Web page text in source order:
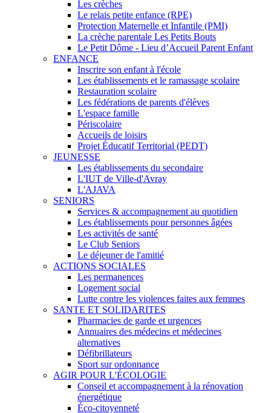
Les crèches
Le relais petite enfance (RPE)
Protection Maternelle et Infantile (PMI)
La crèche parentale Les Petits Bouts
Le Petit Dôme - Lieu d’Accueil Parent Enfant
ENFANCE
Inscrire son enfant à l'école
Les établissements et le ramassage scolaire
Restauration scolaire
Les fédérations de parents d'élèves
L'espace famille
Périscolaire
Accueils de loisirs
Projet Éducatif Territorial (PEDT)
JEUNESSE
Les établissements du secondaire
L'IUT de Ville-d'Avray
L'AJAVA
SENIORS
Services & accompagnement au quotidien
Les établissements pour personnes âgées
Les activités de santé
Le Club Seniors
Le déjeuner de l'amitié
ACTIONS SOCIALES
Les permanences
Logement social
Lutte contre les violences faites aux femmes
SANTE ET SOLIDARITES
Pharmacies de garde et urgences
Annuaires des médecins et médecines
alternatives
Défibrillateurs
Sport sur ordonnance
AGIR POUR L'ÉCOLOGIE
Conseil et accompagnement à la rénovation
énergétique
Éco-citoyenneté